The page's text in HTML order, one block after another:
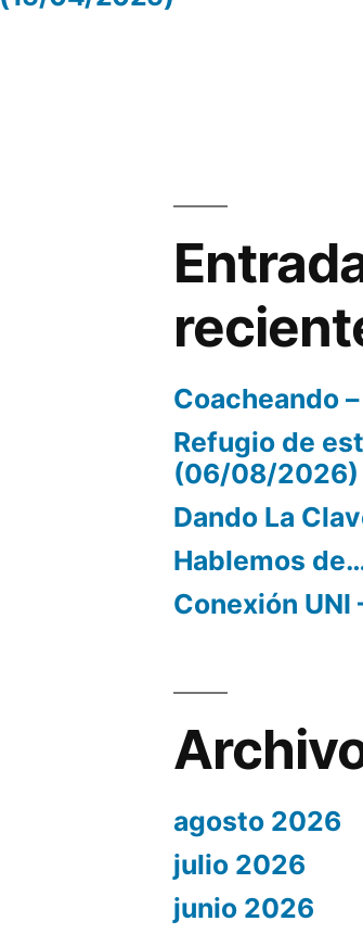
Coacheando
Refugio de
(06/08/2026)
Dando La
Hablemos
Conexión
agosto 2026
julio 2026
junio 2026